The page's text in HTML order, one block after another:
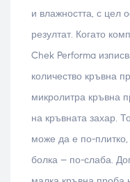
и влажността, с цел
резултат. Когато
Chek Performa
количество кръвна
микролитра кръвна
на кръвната захар.
може да е по-плитко,
болка – по-слаба.